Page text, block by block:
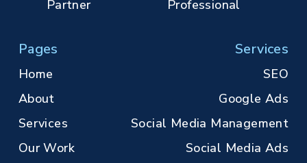
Pages
Home
About
Services
Our Work
Services
SEO
Google Ads
Social Media Management
Social Media Ads